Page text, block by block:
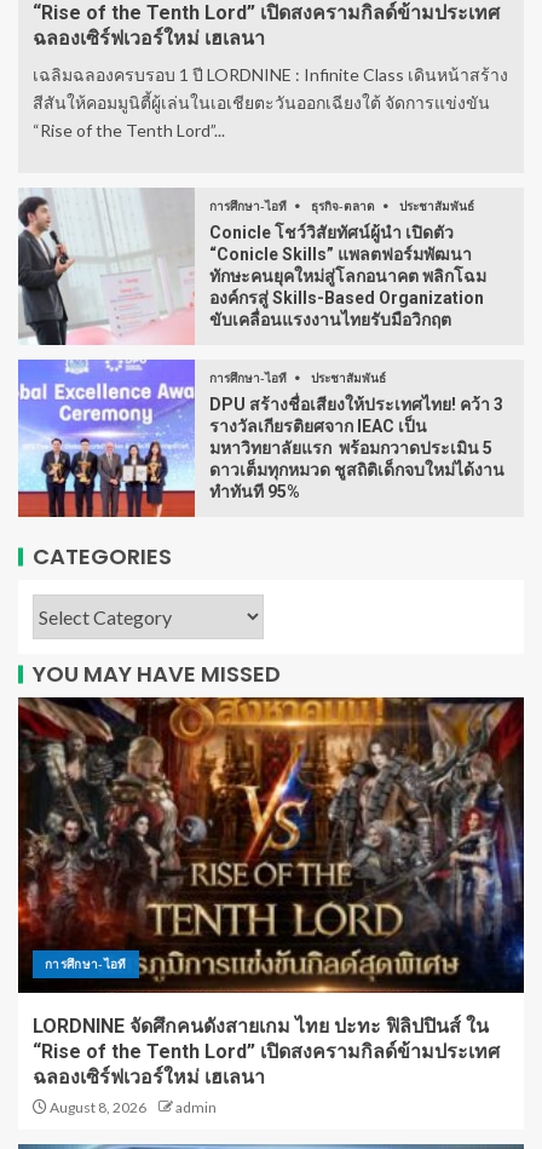
“Rise of the Tenth Lord” เปิดสงครามกิลด์ข้ามประเทศ
ฉลองเซิร์ฟเวอร์ใหม่ เฮเลนา
เฉลิมฉลองครบรอบ 1 ปี LORDNINE : Infinite Class เดินหน้าสร้าง
สีสันให้คอมมูนิตี้ผู้เล่นในเอเชียตะวันออกเฉียงใต้ จัดการแข่งขัน
“Rise of the Tenth Lord”...
การศึกษา-ไอที ธุรกิจ-ตลาด ประชาสัมพันธ์
Conicle โชว์วิสัยทัศน์ผู้นำ เปิดตัว
“Conicle Skills” แพลตฟอร์มพัฒนา
ทักษะคนยุคใหม่สู่โลกอนาคต พลิกโฉม
องค์กรสู่ Skills-Based Organization
ขับเคลื่อนแรงงานไทยรับมือวิกฤต
การศึกษา-ไอที ประชาสัมพันธ์
DPU สร้างชื่อเสียงให้ประเทศไทย! คว้า 3
รางวัลเกียรติยศจาก IEAC เป็น
มหาวิทยาลัยแรก พร้อมกวาดประเมิน 5
ดาวเต็มทุกหมวด ชูสถิติเด็กจบใหม่ได้งาน
ทำทันที 95%
CATEGORIES
YOU MAY HAVE MISSED
การศึกษา-ไอที
LORDNINE จัดศึกคนดังสายเกม ไทย ปะทะ ฟิลิปปินส์ ใน
“Rise of the Tenth Lord” เปิดสงครามกิลด์ข้ามประเทศ
ฉลองเซิร์ฟเวอร์ใหม่ เฮเลนา
August 8, 2026 admin